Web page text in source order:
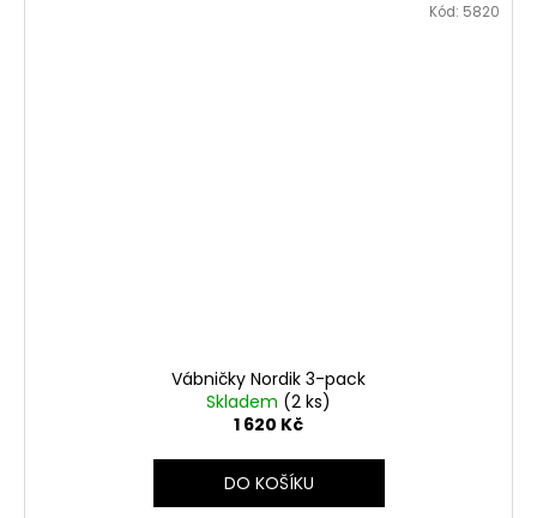
Vábničky Nordik 3-pack
Skladem (2 ks)
1 620 Kč
DO KOŠÍKU
Kód: 5820